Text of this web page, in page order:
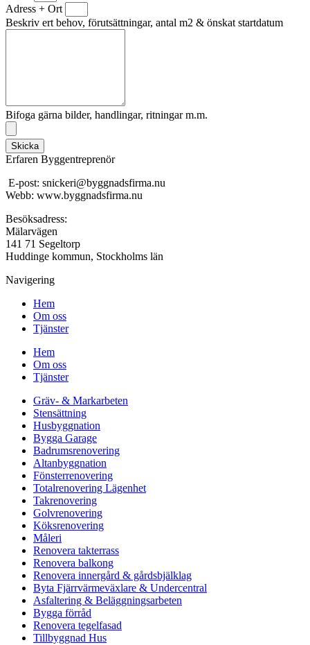
Adress + Ort
Beskriv ert behov, förutsättningar, antal m2 & önskat startdatum
Bifoga gärna bilder, handlingar, ritningar m.m.
Skicka
Erfaren Byggentreprenör
E-post: snickeri@byggnadsfirma.nu
Webb: www.byggnadsfirma.nu
Besöksadress:
Mälarvägen
141 71 Segeltorp
Huddinge kommun, Stockholms län
Navigering
Hem
Om oss
Tjänster
Hem
Om oss
Tjänster
Gräv- & Markarbeten
Stensättning
Husbyggnation
Bygga Garage
Badrumsrenovering
Altanbyggnation
Fönsterrenovering
Totalrenovering Lägenhet
Takrenovering
Golvrenovering
Köksrenovering
Måleri
Renovera takterrass
Renovera balkong
Renovera innergård & gårdsbjälklag
Byta Fjärrvärmeväxlare & Undercentral
Asfaltering & Beläggningsarbeten
Bygga förråd
Renovera tegelfasad
Tillbyggnad Hus